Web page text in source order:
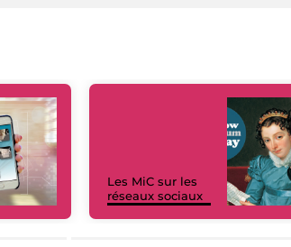
Les MiC sur les
réseaux sociaux